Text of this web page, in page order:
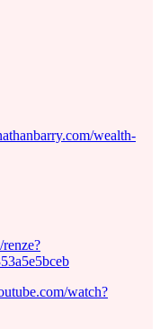
wealth-
watch?